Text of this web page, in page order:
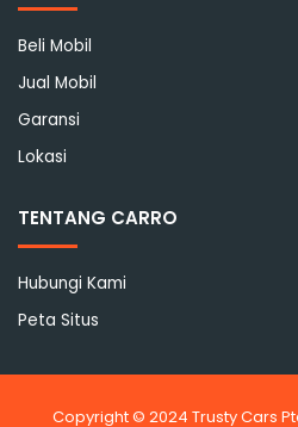
Beli Mobil
Jual Mobil
Garansi
Lokasi
TENTANG CARRO
Hubungi Kami
Peta Situs
Copyright © 2024 Trusty Cars